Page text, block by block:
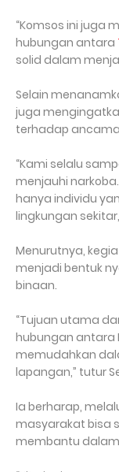
“Komsos ini juga
hubungan antara
solid dalam
Selain
juga
terhadap
“Kami selalu
menjauhi
hanya individu
lingkungan
Menurutnya,
menjadi bentuk
binaan.
“Tujuan utama
hubungan antara
memudahkan
lapangan,” tutur
Ia berharap,
masyarakat bisa
membantu